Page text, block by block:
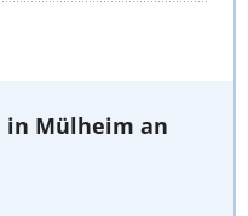
in Mülheim an